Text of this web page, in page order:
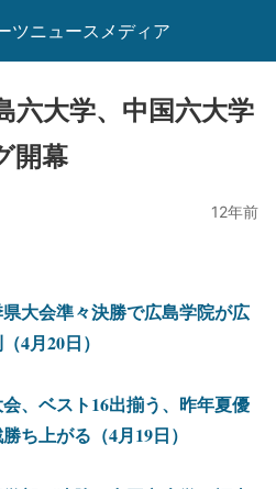
ツニュースメディア
六大学、中国六大学
開幕
12年前
大会準々決勝で広島学院が広
4月20日）
、ベスト16出揃う、昨年夏優
ち上がる（4月19日）